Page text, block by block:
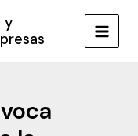
y
MAIN